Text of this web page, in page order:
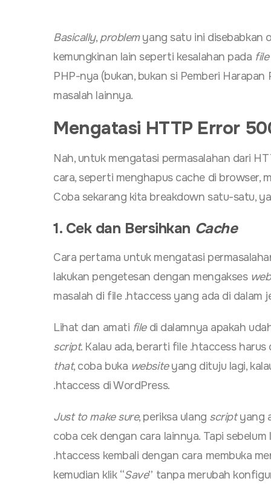
Basically, problemyang satu ini disebabkan
kemungkinan lain seperti kesalahan pada file
PHP-nya (bukan, bukan si Pemberi Harapan
masalah lainnya.
Mengatasi HTTP Error
Nah, untuk mengatasi permasalahan dari
cara, seperti menghapus cache di browser,
Coba sekarang kita breakdown satu-satu,
1. Cek dan Bersihkan Cache
Cara pertama untuk mengatasi
lakukan pengetesan dengan mengakses
masalah di file .htaccess yang ada di dalam
Lihat dan amati filedi dalamnya apakah
script. Kalau ada, berarti file .htaccess harus
that, coba buka websiteyang dituju lagi,
.htaccess di WordPress.
Just to make sure, periksa ulang scriptyang
coba cek dengan cara lainnya. Tapi
.htaccess kembali dengan cara membuka
kemudian klik “Save” tanpa merubah